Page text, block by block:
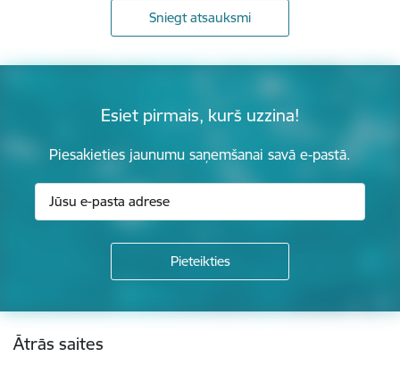
Sniegt atsauksmi
Esiet pirmais, kurš uzzina!
Piesakieties jaunumu saņemšanai savā e-pastā.
Kājene
Ātrās saites